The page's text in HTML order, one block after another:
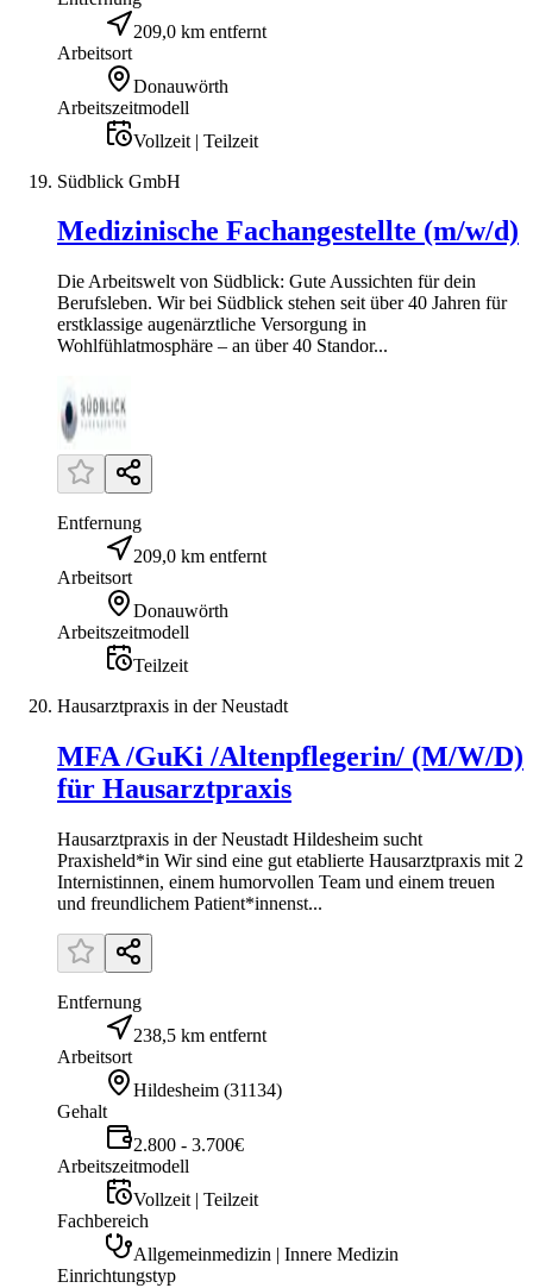
209,0 km entfernt
Arbeitsort
Donauwörth
Arbeitszeitmodell
Vollzeit | Teilzeit
Südblick GmbH
Medizinische Fachangestellte (m/w/d)
Die Arbeitswelt von Südblick: Gute Aussichten für dein
Berufsleben. Wir bei Südblick stehen seit über 40 Jahren für
erstklassige augenärztliche Versorgung in
Wohlfühlatmosphäre – an über 40 Standor...
Entfernung
209,0 km entfernt
Arbeitsort
Donauwörth
Arbeitszeitmodell
Teilzeit
Hausarztpraxis in der Neustadt
MFA /GuKi /Altenpflegerin/ (M/W/D)
für Hausarztpraxis
Hausarztpraxis in der Neustadt Hildesheim sucht
Praxisheld*in Wir sind eine gut etablierte Hausarztpraxis mit 2
Internistinnen, einem humorvollen Team und einem treuen
und freundlichem Patient*innenst...
Entfernung
238,5 km entfernt
Arbeitsort
Hildesheim (31134)
Gehalt
2.800 - 3.700€
Arbeitszeitmodell
Vollzeit | Teilzeit
Fachbereich
Allgemeinmedizin | Innere Medizin
Einrichtungstyp